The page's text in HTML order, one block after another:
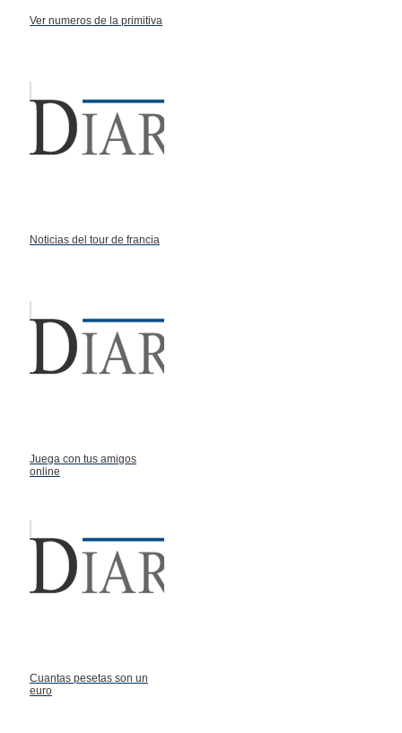
Ver numeros de la primitiva
Noticias del tour de francia
Juega con tus amigos
online
Cuantas pesetas son un
euro